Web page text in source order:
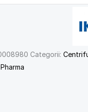
Categorii: